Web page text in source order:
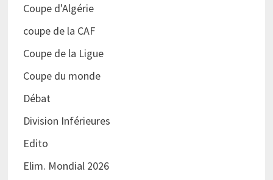
Coupe d'Algérie
coupe de la CAF
Coupe de la Ligue
Coupe du monde
Débat
Division Inférieures
Edito
Elim. Mondial 2026